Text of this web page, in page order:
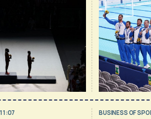
BUSINESS OF